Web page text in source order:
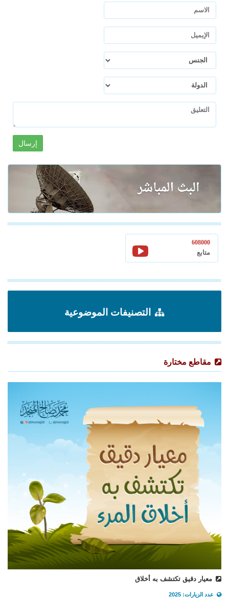
إرسال
608000
متابع
التصنيفات الموضوعية
مقاطع مختارة
معيار دقيق تكتشف به أخلاق
عدد الزيارات: 2025